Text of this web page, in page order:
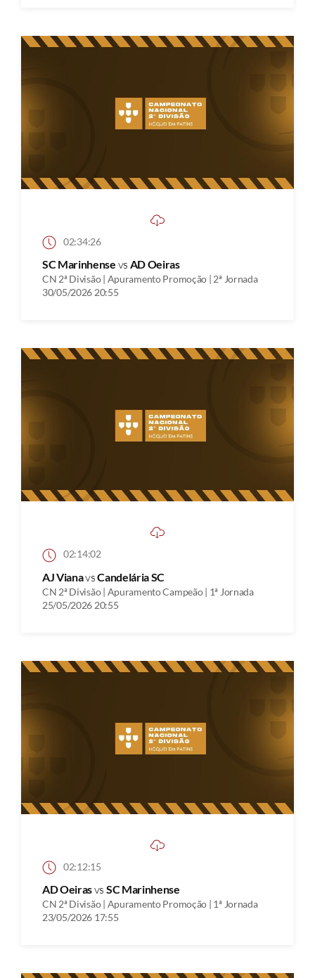
02:34:26
SC Marinhense vs AD Oeiras
CN 2ª Divisão | Apuramento Promoção | 2ª Jornada
30/05/2026 20:55
02:14:02
AJ VianavsCandelária SC
CN 2ª Divisão | Apuramento Campeão | 1ª Jornada
25/05/2026 20:55
02:12:15
AD Oeirasvs SC Marinhense
CN 2ª Divisão | Apuramento Promoção | 1ª Jornada
23/05/2026 17:55